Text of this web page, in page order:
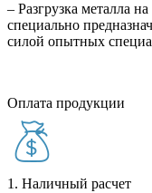
– Разгрузка металла
специально
силой опытных
Оплата продукции
1. Наличный расчет